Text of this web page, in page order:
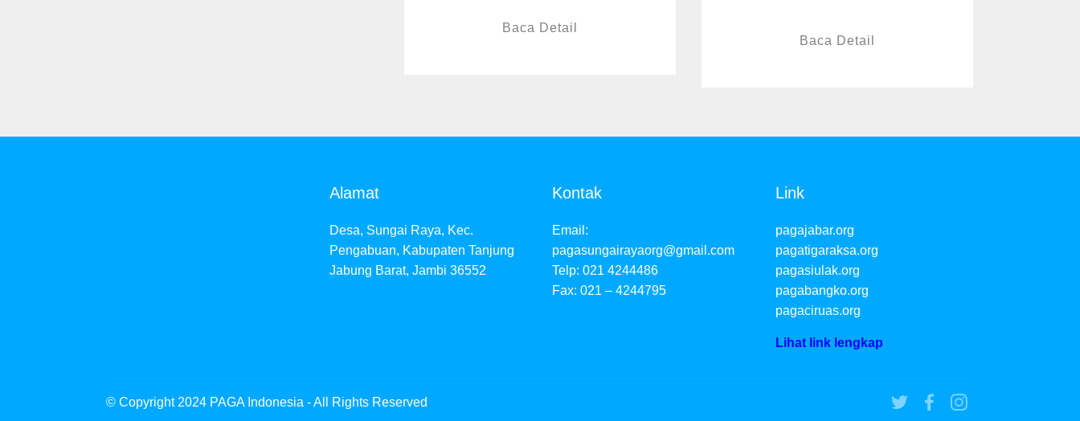
Baca Detail
Baca Detail
Alamat
Desa, Sungai Raya, Kec.
Pengabuan, Kabupaten Tanjung
Jabung Barat, Jambi 36552
Kontak
Email:
pagasungairayaorg@gmail.com
Telp: 021 4244486
Fax: 021 – 4244795
Link
pagajabar.org
pagatigaraksa.org
pagasiulak.org
pagabangko.org
pagaciruas.org
Lihat link lengkap
© Copyright 2024 PAGA Indonesia - All Rights Reserved